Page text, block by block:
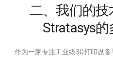
二、我们的
Stratasys
作为一家专注工业级3D打印设